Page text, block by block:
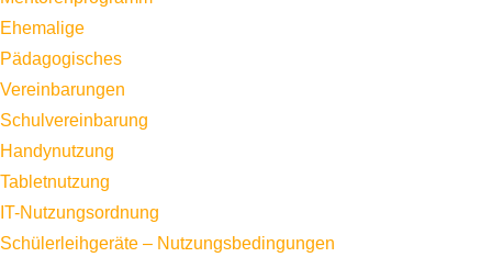
Ehemalige
Pädagogisches
Vereinbarungen
Schulvereinbarung
Handynutzung
Tabletnutzung
IT-Nutzungsordnung
Schülerleihgeräte – Nutzungsbedingungen